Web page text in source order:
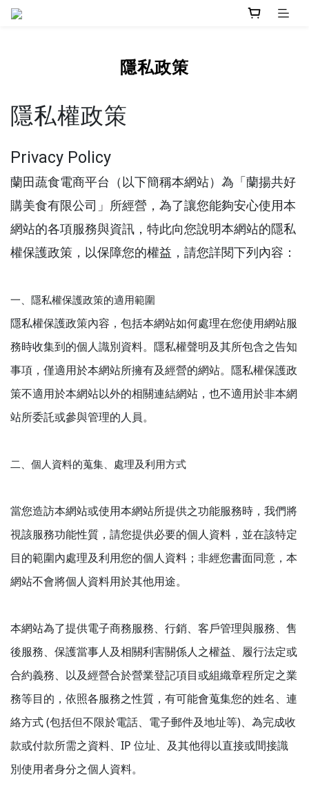
隱私政策
隱私權政策
Privacy Policy
蘭田蔬食電商平台（以下簡稱本網站）為「蘭揚共好
購美食有限公司」所經營，為了讓您能夠安心使用本
網站的各項服務與資訊，特此向您說明本網站的隱私
權保護政策，以保障您的權益，請您詳閱下列內容：
一、隱私權保護政策的適用範圍
隱私權保護政策內容，包括本網站如何處理在您使用網站服
務時收集到的個人識別資料。隱私權聲明及其所包含之告知
事項，僅適用於本網站所擁有及經營的網站。隱私權保護政
策不適用於本網站以外的相關連結網站，也不適用於非本網
站所委託或參與管理的人員。
二、個人資料的蒐集、處理及利用方式
當您造訪本網站或使用本網站所提供之功能服務時，我們將
視該服務功能性質，請您提供必要的個人資料，並在該特定
目的範圍內處理及利用您的個人資料；非經您書面同意，本
網站不會將個人資料用於其他用途。
本網站為了提供電子商務服務、行銷、客戶管理與服務、售
後服務、保護當事人及相關利害關係人之權益、履行法定或
合約義務、以及經營合於營業登記項目或組織章程所定之業
務等目的，依照各服務之性質，有可能會蒐集您的姓名、連
絡方式 (包括但不限於電話、電子郵件及地址等)、為完成收
款或付款所需之資料、IP 位址、及其他得以直接或間接識
別使用者身分之個人資料。